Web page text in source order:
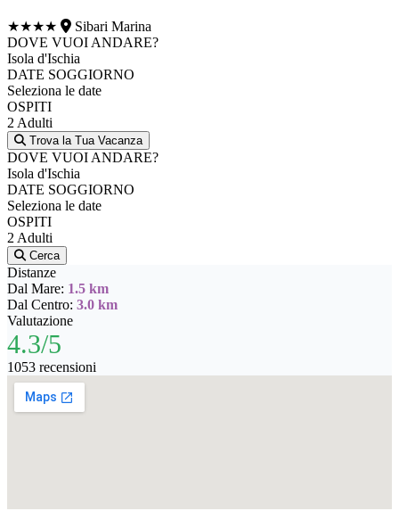
★★★★
Sibari Marina
DOVE VUOI ANDARE?
Isola d'Ischia
DATE SOGGIORNO
Seleziona le date
OSPITI
2 Adulti
Trova la Tua Vacanza
DOVE VUOI ANDARE?
Isola d'Ischia
DATE SOGGIORNO
Seleziona le date
OSPITI
2 Adulti
Cerca
Distanze
Dal Mare: 1.5 km
Dal Centro: 3.0 km
Valutazione
4.3/5
1053 recensioni